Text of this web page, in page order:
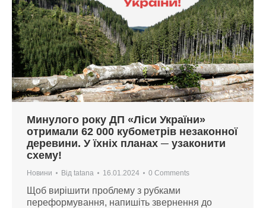
Минулого року ДП «Ліси України»
отримали 62 000 кубометрів незаконної
деревини. У їхніх планах ─ узаконити
схему!
Новини Від tatana 16.01.2024 0 Comments
Щоб вирішити проблему з рубками
переформування, напишіть звернення до